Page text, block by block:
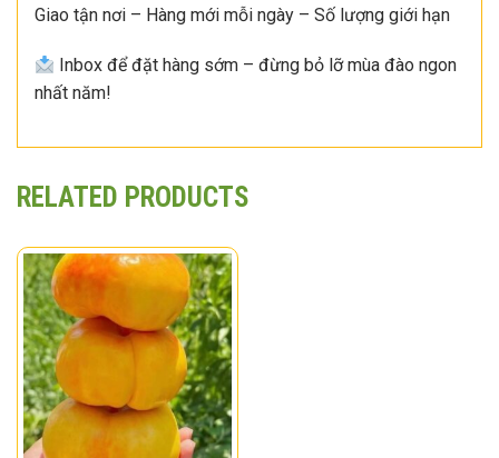
Giao tận nơi – Hàng mới mỗi ngày – Số lượng giới hạn
Inbox để đặt hàng sớm – đừng bỏ lỡ mùa đào ngon
nhất năm!
RELATED PRODUCTS